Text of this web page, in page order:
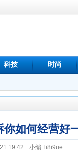
科技 时尚
如何经营好
19:42 小编: li8i9ue